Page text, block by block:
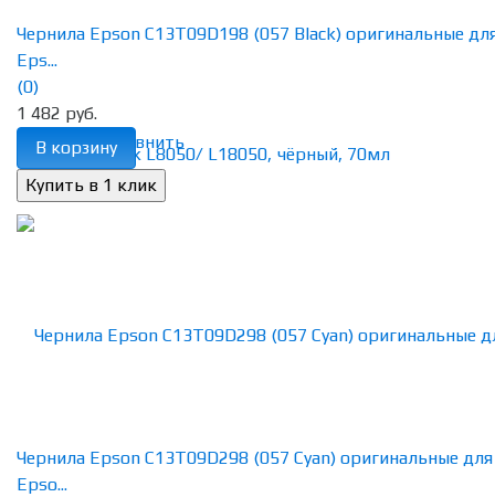
избранное сравнить
Чернила Epson C13T09D198 (057 Black) оригинальные
Eps...
(0)
1 482 руб.
В корзину
Чернила Epson C13T09D298 (057 Cyan) оригинальные для
Epso...